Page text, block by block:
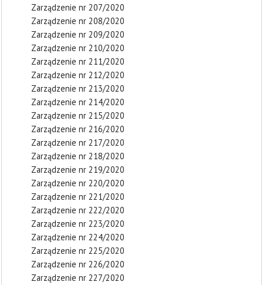
Zarządzenie nr 207/2020
Zarządzenie nr 208/2020
Zarządzenie nr 209/2020
Zarządzenie nr 210/2020
Zarządzenie nr 211/2020
Zarządzenie nr 212/2020
Zarządzenie nr 213/2020
Zarządzenie nr 214/2020
Zarządzenie nr 215/2020
Zarządzenie nr 216/2020
Zarządzenie nr 217/2020
Zarządzenie nr 218/2020
Zarządzenie nr 219/2020
Zarządzenie nr 220/2020
Zarządzenie nr 221/2020
Zarządzenie nr 222/2020
Zarządzenie nr 223/2020
Zarządzenie nr 224/2020
Zarządzenie nr 225/2020
Zarządzenie nr 226/2020
Zarządzenie nr 227/2020